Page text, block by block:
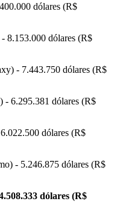
dólares (R$
8.153.000 dólares (R$
- 7.443.750 dólares (R$
- 6.295.381 dólares (R$
dólares (R$
- 5.246.875 dólares (R$
dólares (R$